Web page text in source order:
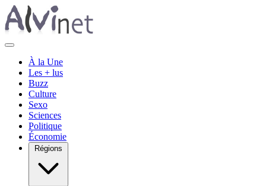
À la Une
Les + lus
Buzz
Culture
Sexo
Sciences
Politique
Économie
Régions